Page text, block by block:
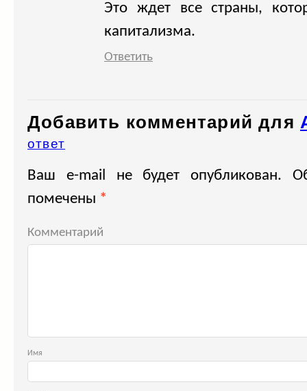
Это ждет все страны,
капитализма.
Ответить
Добавить комментарий для
ответ
Ваш e-mail не будет опубликован.
помечены *
Комментарий